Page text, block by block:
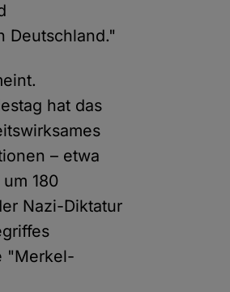
Deutschland."
hat das
– etwa
180
Nazi-Diktatur
"Merkel-